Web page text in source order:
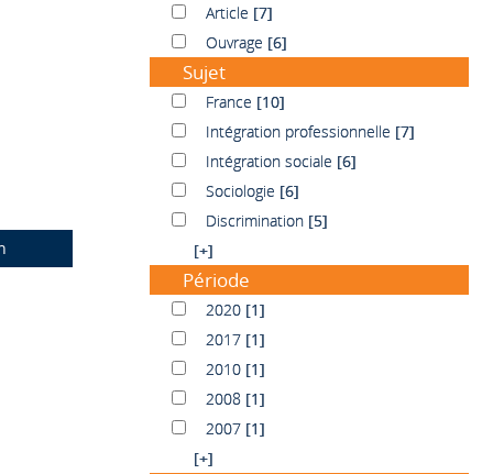
ArticleArticle [7]
OuvrageOuvrage [6]
Sujet
FranceFrance [10]
Intégration professionnelle
Intégration professionnelle [7]
Intégration sociale
Intégration sociale [6]
SociologieSociologie [6]
Discrimination
Discrimination [5]
[+]
Période
20202020 [1]
20172017 [1]
20102010 [1]
20082008 [1]
20072007 [1]
[+]